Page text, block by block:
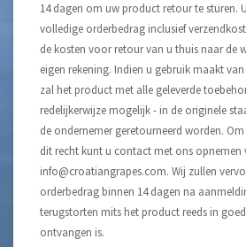
14 dagen om uw product retour te sturen.
volledige orderbedrag inclusief
de kosten voor retour van u thuis naar de
eigen rekening. Indien u gebruik maakt
zal het product met alle geleverde
redelijkerwijze mogelijk - in de originele
de ondernemer geretourneerd worden.
dit recht kunt u contact met ons opnemen
info@croatiangrapes.com. Wij zullen
orderbedrag binnen 14 dagen na
terugstorten mits het product reeds in
ontvangen is.